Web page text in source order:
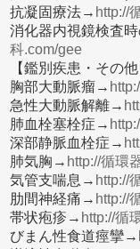
抗凝固療法→ http://
消化器内視鏡検査
科.com/gee
【鑑別疾患・その他
胸部大動脈瘤→
急性大動脈解離→
肺血栓塞栓症→
深部静脈血栓症→
肺気胸→ http://循環
気管支喘息→ http://
肋間神経痛→ http://
帯状疱疹→ http://循
びまん性食道痙攣→